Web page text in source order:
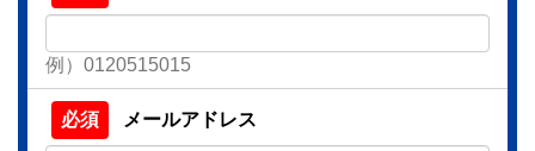
例）0120515015
メールアドレス